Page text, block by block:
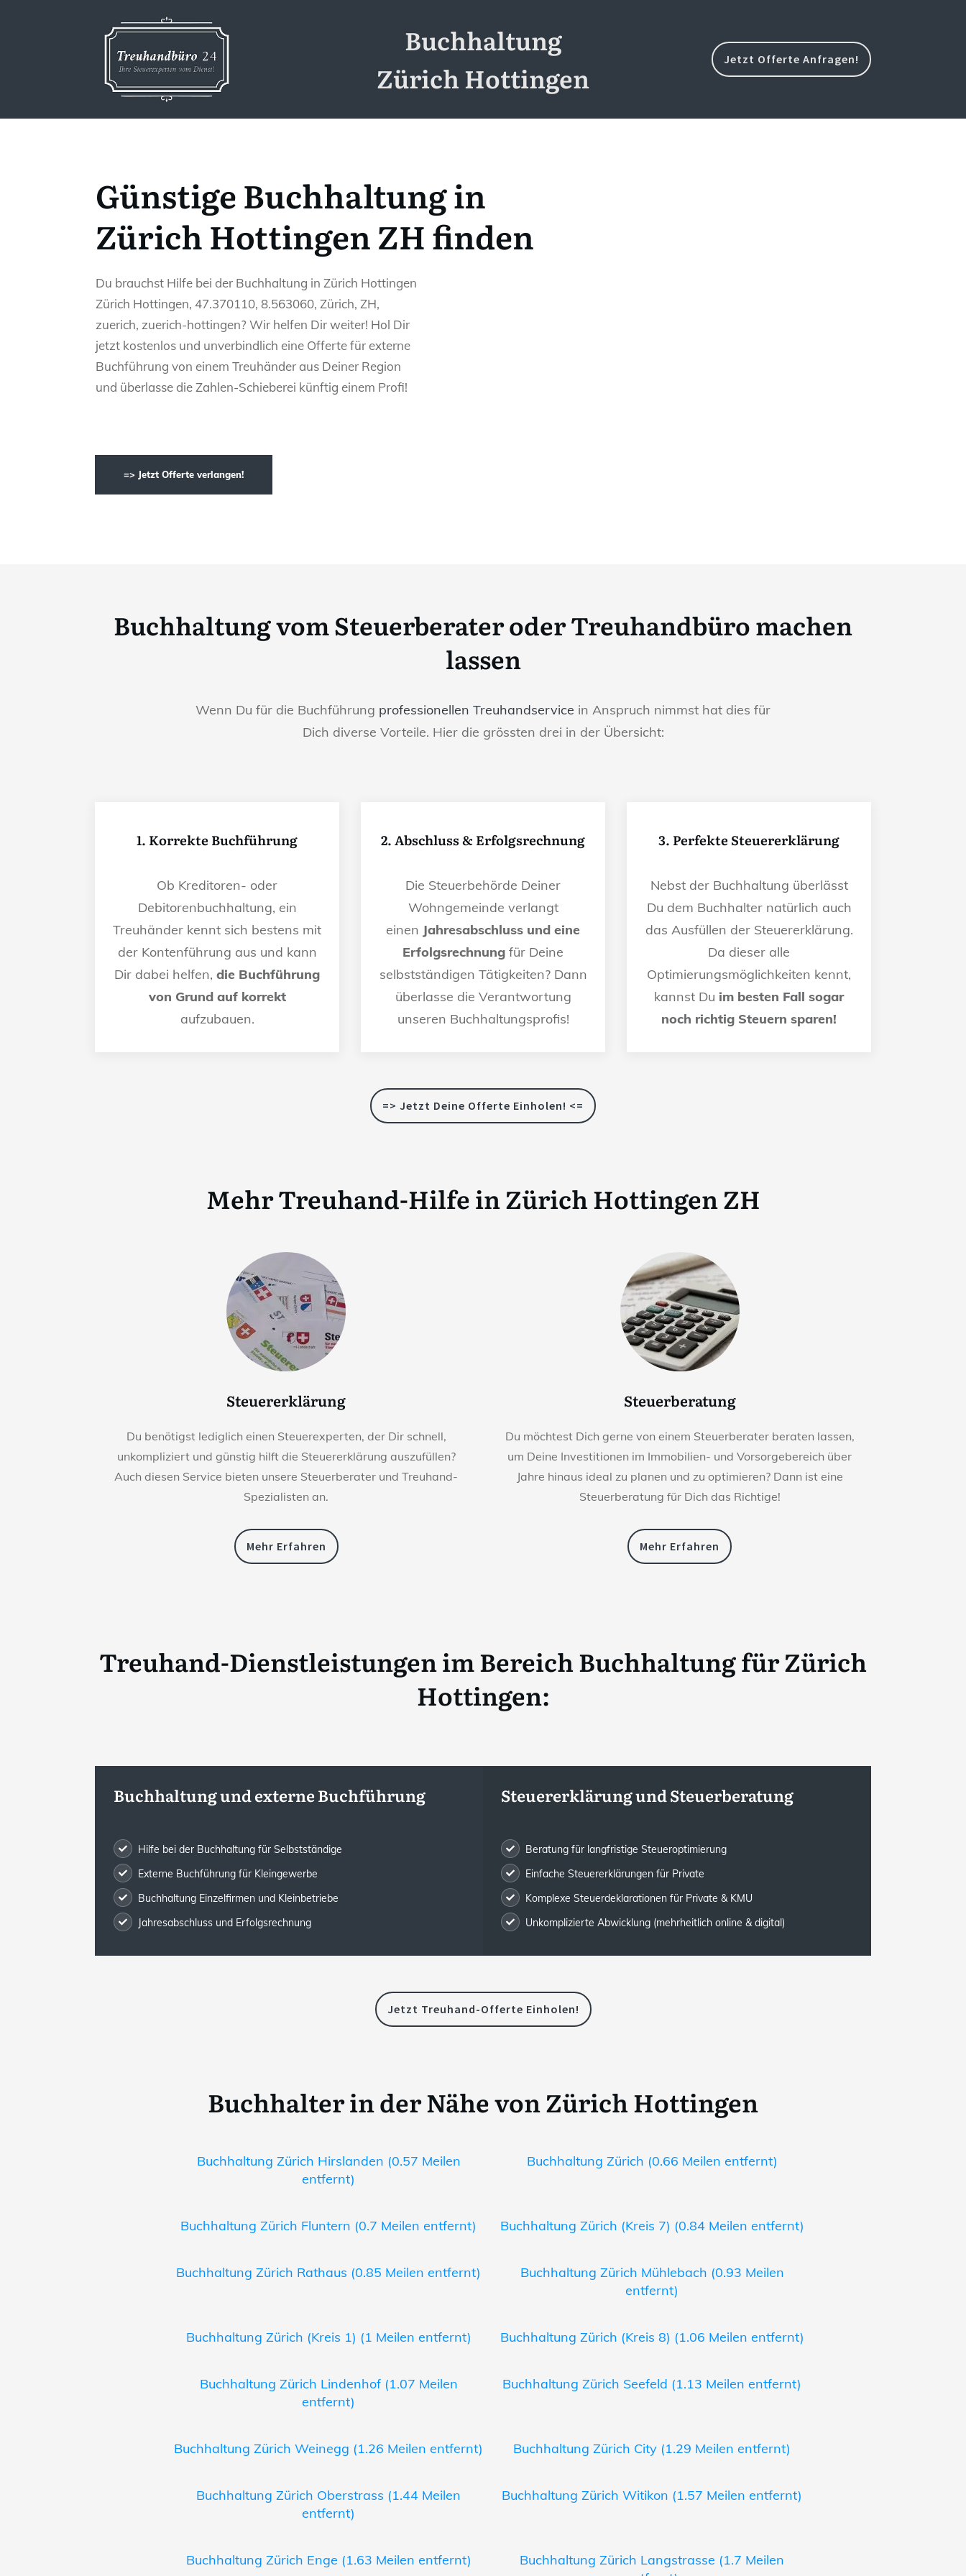
Buchhaltung
Zürich Hottingen
Jetzt Offerte Anfragen!
Günstige Buchhaltung in
Zürich Hottingen ZH finden
Du brauchst Hilfe bei der Buchhaltung in Zürich Hottingen
Zürich Hottingen, 47.370110, 8.563060, Zürich, ZH,
zuerich, zuerich-hottingen? Wir helfen Dir weiter! Hol Dir
jetzt kostenlos und unverbindlich eine Offerte für externe
Buchführung von einem Treuhänder aus Deiner Region
und überlasse die Zahlen-Schieberei künftig einem Profi!
=> Jetzt Offerte verlangen!
Buchhaltung vom Steuerberater oder Treuhandbüro machen
lassen
Wenn Du für die Buchführung professionellen Treuhandservice in Anspruch nimmst hat dies für
Dich diverse Vorteile. Hier die grössten drei in der Übersicht:
1. Korrekte Buchführung
Ob Kreditoren- oder
Debitorenbuchhaltung, ein
Treuhänder kennt sich bestens mit
der Kontenführung aus und kann
Dir dabei helfen, die Buchführung
von Grund auf korrekt
aufzubauen.
2. Abschluss & Erfolgsrechnung
Die Steuerbehörde Deiner
Wohngemeinde verlangt
einen Jahresabschluss und eine
Erfolgsrechnung für Deine
selbstständigen Tätigkeiten? Dann
überlasse die Verantwortung
unseren Buchhaltungsprofis!
3. Perfekte Steuererklärung
Nebst der Buchhaltung überlässt
Du dem Buchhalter natürlich auch
das Ausfüllen der Steuererklärung.
Da dieser alle
Optimierungsmöglichkeiten kennt,
kannst Du im besten Fall sogar
noch richtig Steuern sparen!
=> Jetzt Deine Offerte Einholen! <=
Mehr Treuhand-Hilfe inZürich Hottingen ZH
Steuererklärung
Du benötigst lediglich einen Steuerexperten, der Dir schnell,
unkompliziert und günstig hilft die Steuererklärung auszufüllen?
Auch diesen Service bieten unsere Steuerberater und Treuhand-
Spezialisten an.
Mehr Erfahren
Steuerberatung
Du möchtest Dich gerne von einem Steuerberater beraten lassen,
um Deine Investitionen im Immobilien- und Vorsorgebereich über
Jahre hinaus ideal zu planen und zu optimieren? Dann ist eine
Steuerberatung für Dich das Richtige!
Mehr Erfahren
Treuhand-Dienstleistungen im Bereich Buchhaltung fürZürich
Hottingen:
Buchhaltung und externe Buchführung
Hilfe bei der Buchhaltung für Selbstständige
Externe Buchführung für Kleingewerbe
Buchhaltung Einzelfirmen und Kleinbetriebe
Jahresabschluss und Erfolgsrechnung
Steuererklärung und Steuerberatung
Beratung für langfristige Steueroptimierung
Einfache Steuererklärungen für Private
Komplexe Steuerdeklarationen für Private & KMU
Unkomplizierte Abwicklung (mehrheitlich online & digital)
Jetzt Treuhand-Offerte Einholen!
Buchhalter in der Nähe von Zürich Hottingen
Buchhaltung Zürich Hirslanden (0.57 Meilen
entfernt)
Buchhaltung Zürich (0.66 Meilen entfernt)
Buchhaltung Zürich Fluntern (0.7 Meilen entfernt) Buchhaltung Zürich (Kreis 7) (0.84 Meilen entfernt)
Buchhaltung Zürich Rathaus (0.85 Meilen entfernt)
Buchhaltung Zürich Mühlebach (0.93 Meilen
entfernt)
Buchhaltung Zürich (Kreis 1) (1 Meilen entfernt) Buchhaltung Zürich (Kreis 8) (1.06 Meilen entfernt)
Buchhaltung Zürich Lindenhof (1.07 Meilen
entfernt)
Buchhaltung Zürich Seefeld (1.13 Meilen entfernt)
Buchhaltung Zürich Weinegg (1.26 Meilen entfernt) Buchhaltung Zürich City (1.29 Meilen entfernt)
Buchhaltung Zürich Oberstrass (1.44 Meilen
entfernt)
Buchhaltung Zürich Witikon (1.57 Meilen entfernt)
Buchhaltung Zürich Enge (1.63 Meilen entfernt)
Buchhaltung Zürich Langstrasse (1.7 Meilen